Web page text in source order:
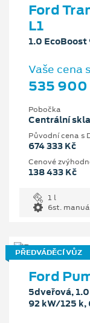
Ford
L1
1.0
Vaše cena
535 900
Pobočka
Centrální
Původní cena s
674 333 Kč
Cenové
138 433 Kč
1 l
6st.
PŘEDVÁDĚCÍ VŮZ
Ford
5dveřová,
92 kW/125